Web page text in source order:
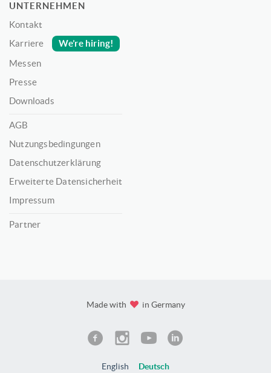
UNTERNEHMEN
Kontakt
Karriere
We’re hiring!
Messen
Presse
Downloads
AGB
Nutzungsbedingungen
Datenschutzerklärung
Erweiterte Datensicherheit
Impressum
Partner
Made with in Germany
English Deutsch